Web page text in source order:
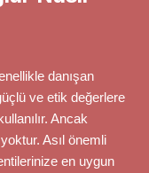
danışan
ve etik değerlere
Ancak
Asıl önemli
en uygun